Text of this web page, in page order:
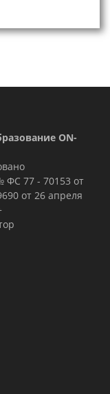
ON-
ФС 77 - 70153 от
от 26 апреля